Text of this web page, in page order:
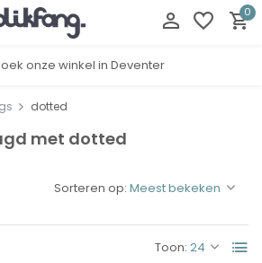
0
onze winkel in Deventer
dotted
met dotted
Toon:
Sorteren op: